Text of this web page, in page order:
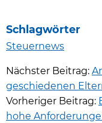
Schlagwörter
Steuernews
Nächster Beitrag:
geschiedenen
Vorheriger Beitrag:
hohe